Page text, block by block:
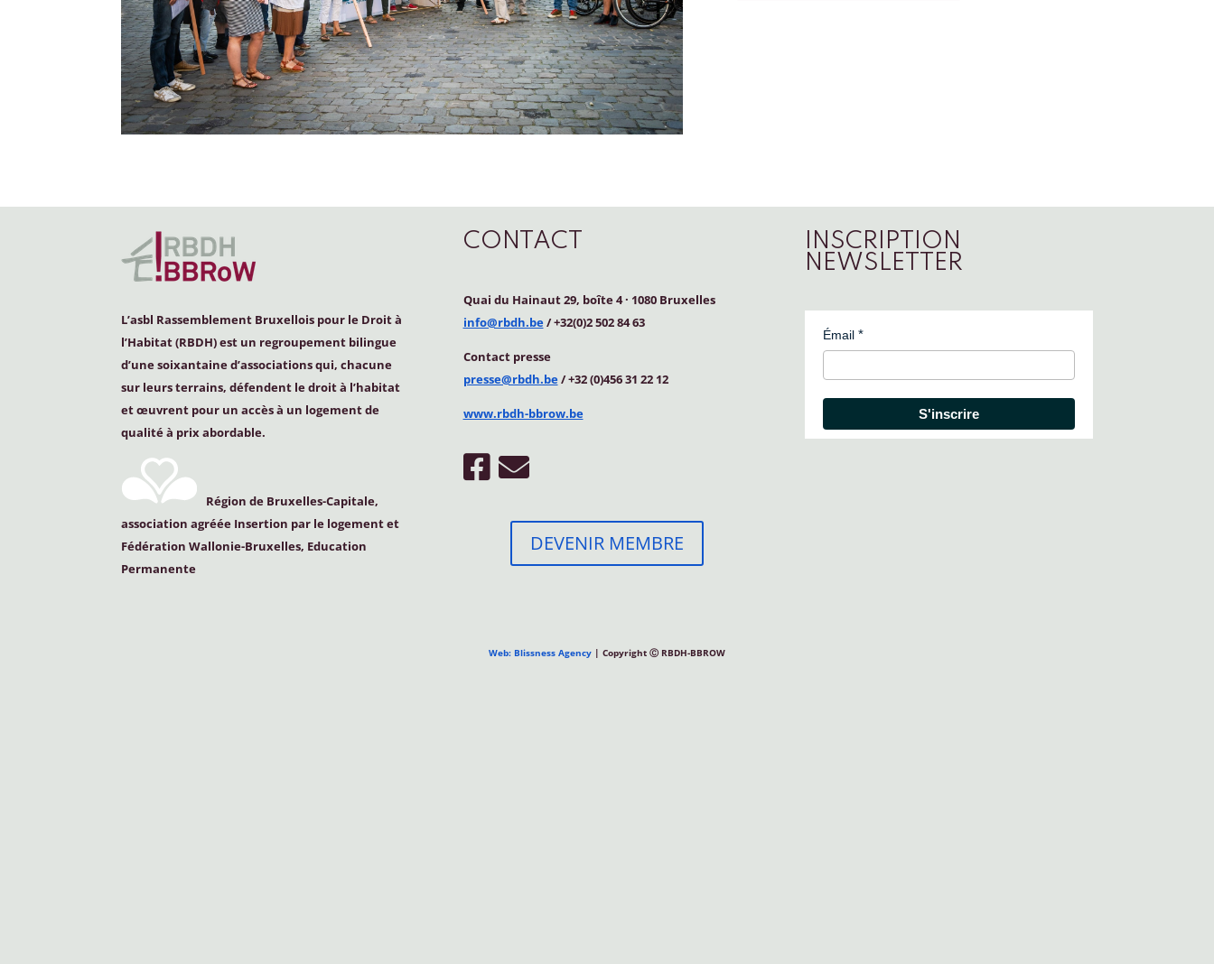
L’asbl Rassemblement Bruxellois pour le Droit à
l’Habitat (RBDH) est un regroupement bilingue
d’une soixantaine d’associations qui, chacune
sur leurs terrains, défendent le droit à l’habitat
et œuvrent pour un accès à un logement de
qualité à prix abordable.
Région de Bruxelles-Capitale,
association agréée Insertion par le logement et
Fédération Wallonie-Bruxelles, Education
Permanente
CONTACT
Quai du Hainaut 29, boîte 4· 1080 Bruxelles
info@rbdh.be/ +32(0)2 502 84 63
Contact presse
presse@rbdh.be/ +32 (0)456 31 22 12
www.rbdh-bbrow.be
DEVENIR MEMBRE
INSCRIPTION
NEWSLETTER
Émail
S'inscrire
Web: Blissness Agency | Copyright Ⓒ RBDH-BBROW